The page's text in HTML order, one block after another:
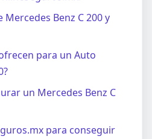
Mercedes Benz C 200 y
para un Auto
un Mercedes Benz C
para conseguir